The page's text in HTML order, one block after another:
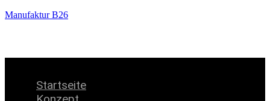
Manufaktur B26
Startseite